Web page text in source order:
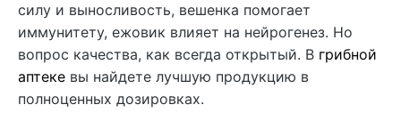
силу и выносливость, вешенка помогает
иммунитету, ежовик влияет на нейрогенез. Но
вопрос качества, как всегда открытый. В грибной
аптеке вы найдете лучшую продукцию в
полноценных дозировках.